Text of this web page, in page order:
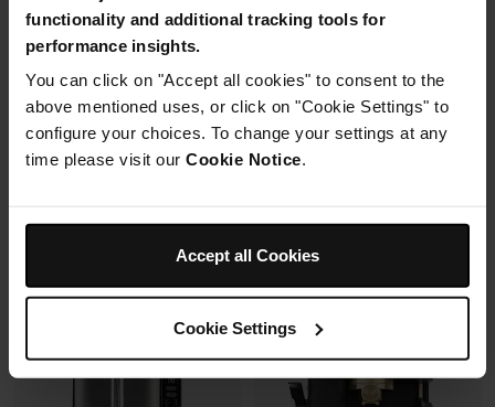
functionality and additional tracking tools for
performance insights.
You can click on "Accept all cookies" to consent to the
above mentioned uses, or click on "Cookie Settings" to
configure your choices. To change your settings at any
time please visit our Cookie Notice.
Accept all Cookies
Cookie Settings
349,99 €
avec un même récipient.
119,99 € Prix réduit de
179,99 €au
109,99 €Prix le + bas sur 30j